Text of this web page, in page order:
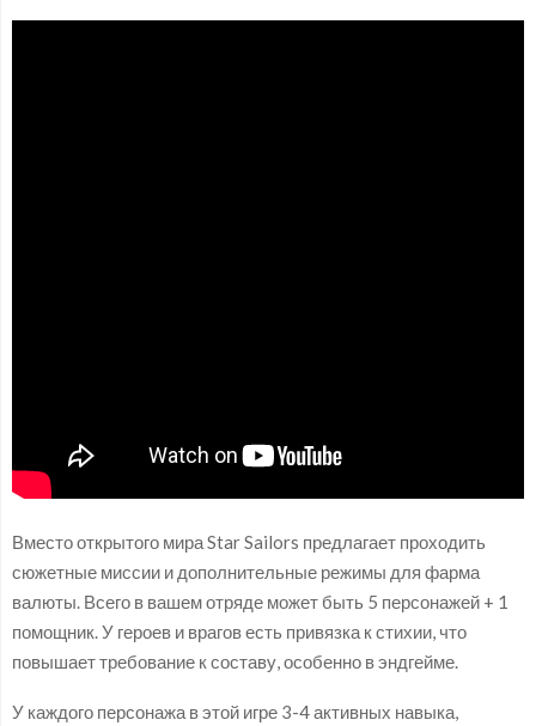
Вместо открытого мира Star Sailors предлагает проходить
сюжетные миссии и дополнительные режимы для фарма
валюты. Всего в вашем отряде может быть 5 персонажей + 1
помощник. У героев и врагов есть привязка к стихии, что
повышает требование к составу, особенно в эндгейме.
У каждого персонажа в этой игре 3-4 активных навыка,